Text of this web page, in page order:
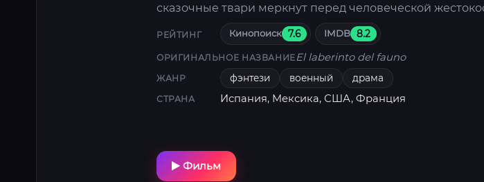
сказочные твари меркнут перед человеческой
РЕЙТИНГ Кинопоиск 7.6 IMDB 8.2
ОРИГИНАЛЬНОЕ НАЗВАНИЕEl laberinto del fauno
ЖАНР фэнтези военный драма
СТРАНА Испания, Мексика, США, Франция
Фильм